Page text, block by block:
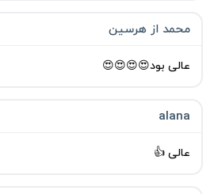
محمد از هرسین
عالی بود😍😍😍😍
alana
عالی 👍